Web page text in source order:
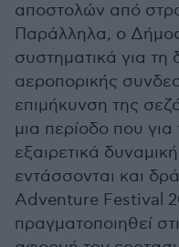
αποστολών από
Παράλληλα, ο
συστηματικά για τη
αεροπορικής
επιμήκυνση της
μια περίοδο που
εξαιρετικά
εντάσσονται και
Adventure Festival
πραγματοποιηθεί